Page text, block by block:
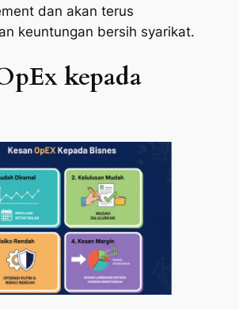
dan akan terus
keuntungan bersih syarikat.
kepada